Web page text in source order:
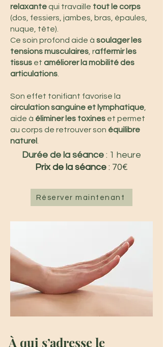
relaxantequi travaille tout le corps
(dos, fessiers, jambes, bras, épaules,
nuque, tête).
Ce soin profond aide à soulager les
tensions musculaires , raffermir les
tissus et améliorer la mobilité des
articulations
Son effet tonifiant favorise la
circulation sanguine et lymphatique
aide à éliminer les toxines et permet
au corps de retrouver son équilibre
naturel
Durée de la séance : 1 heure
Prix de la séance : 70€
Réserver maintenant
À qui s’adresse le